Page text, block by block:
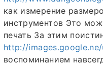
как измерение
инструментов Это
печать За этим
http://
воспоминанием